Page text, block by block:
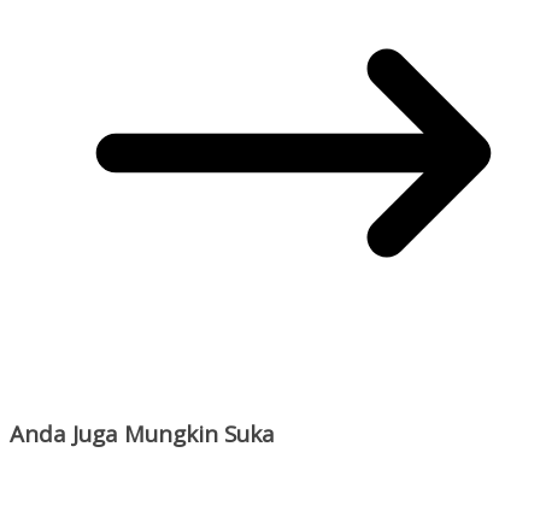
Anda Juga Mungkin Suka